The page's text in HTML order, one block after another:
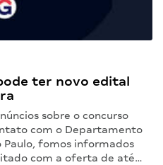
ter novo edital
sobre o concurso
com o Departamento
Paulo, fomos informados
com a oferta de até…